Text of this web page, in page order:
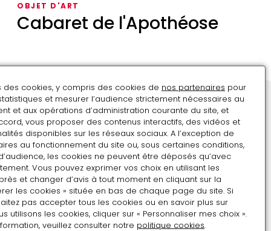
Cabaret de l'Apothéose
OBJET D'ART
de
Restons en contact
Inscrivez-vous !
Adresse e-mail
Format attendu : nom@domaine.fr
des cookies, y compris des cookies de nos partenaires pour
et mesurer l’audience strictement nécessaires au
et aux opérations d’administration courante du site, et
vous proposer des contenus interactifs, des vidéos et
disponibles sur les réseaux sociaux. A l’exception de
au fonctionnement du site ou, sous certaines conditions,
les cookies ne peuvent être déposés qu’avec
Vous pouvez exprimer vos choix en utilisant les
et changer d’avis à tout moment en cliquant sur la
les cookies » située en bas de chaque page du site. Si
pas accepter tous les cookies ou en savoir plus sur
utilisons les cookies, cliquer sur « Personnaliser mes choix ».
veuillez consulter notre politique cookies.